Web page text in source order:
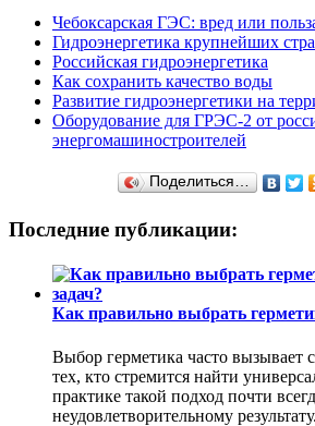
Чебоксарская ГЭС: вред или
Гидроэнергетика крупнейших
Российская гидроэнергетика
Как сохранить качество воды
Развитие гидроэнергетики на
Оборудование для ГРЭС-2 от
энергомашиностроителей
Поделиться…
Последние публикации:
Как правильно выбрать
Выбор герметика часто вызывает
тех, кто стремится найти
практике такой подход почти
неудовлетворительному